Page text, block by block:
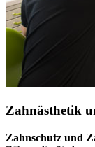
Zahnästhetik
Zahnschutz und